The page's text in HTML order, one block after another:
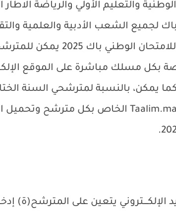
والتعليم الأولي والرياضة
هذه الأطر المرجعية
بكل مسلك مباشرة على الموقع
كما يمكن، بالنسبة لمترشحي السنة
Taalim.ma الخاص بكل مترشح وتحميل
الإلكــــتروني يتعين على